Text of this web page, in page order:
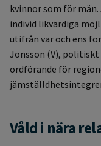
kvinnor som för
individ likvärdiga
utifrån var och ens
Jonsson (V),
ordförande för
Våld i nära